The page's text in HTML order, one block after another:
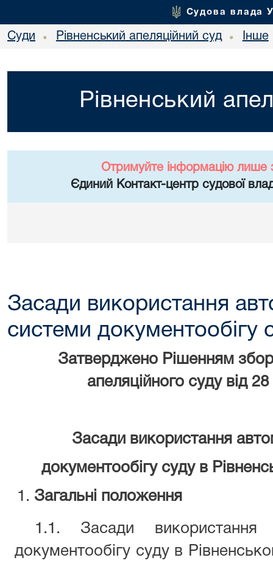
Судова влада
Суди • Рівненський апеляційний суд • Інше
Рівненський
Отримуйте інформацію лише
Єдиний Контакт-центр судової
Засади використання
системи документообігу
Затверджено Рішенням
апеляційного суду від
Засади використання
документообігу суду в
Загальні положення
1.1. Засади використання
документообігу суду в